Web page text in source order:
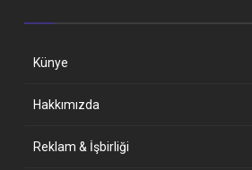
Künye
Hakkımızda
Reklam & İşbirliği